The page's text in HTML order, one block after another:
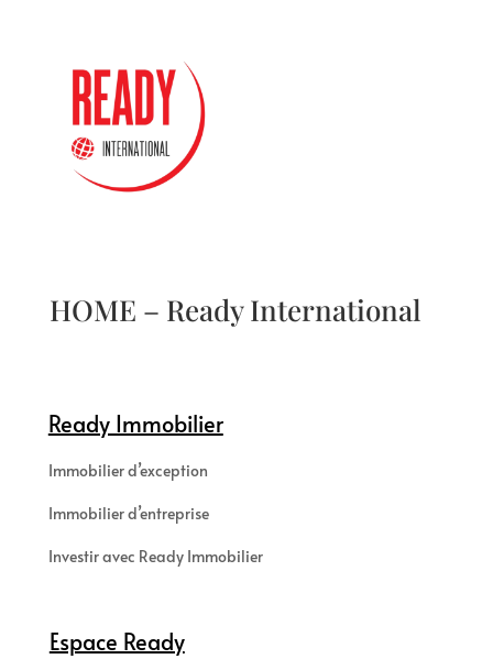
HOME – Ready International
Ready Immobilier
Immobilier d’exception
Immobilier d’entreprise
Investir avec Ready Immobilier
Espace Ready